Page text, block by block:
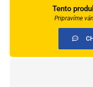
Tento
Pripravíme